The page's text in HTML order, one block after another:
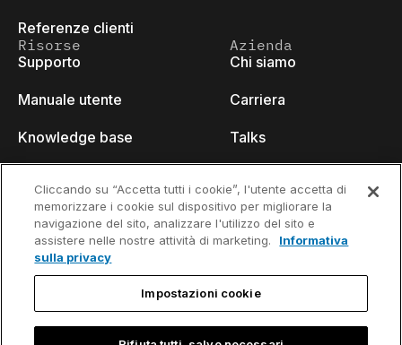
Referenze clienti
Risorse
Supporto
Manuale utente
Knowledge base
Video tutorials
Content hub
Azienda
Chi siamo
Carriera
Talks
Developer blog
Contattaci
Cliccando su “Accetta tutti i cookie”, l'utente accetta di
memorizzare i cookie sul dispositivo per migliorare la
navigazione del sito, analizzare l'utilizzo del sito e
assistere nelle nostre attività di marketing.
Informativa
sulla privacy
Impostazioni cookie